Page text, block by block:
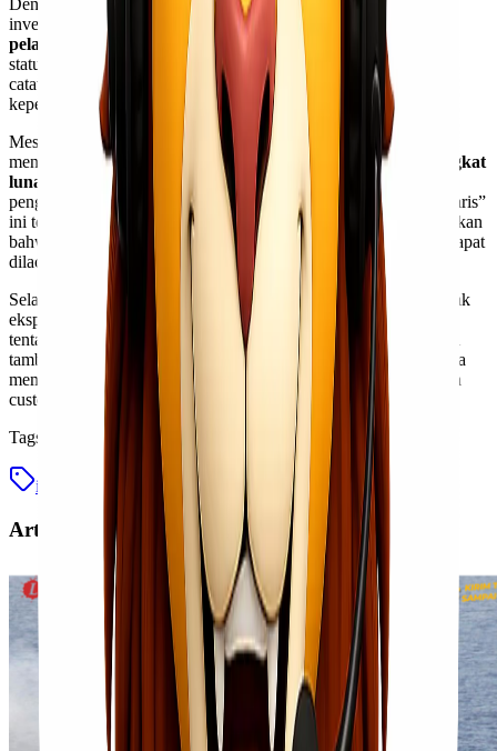
Dengan informasi yang akurat dan mudah diakses dari kartu
inventaris, perusahaan ekspedisi dapat memberikan
pelanggan yang superior
. Ketika pelanggan bertanya tentang
status kiriman mereka, agen dapat dengan cepat merujuk pada
catatan untuk memberikan informasi terkini. Ini meningkatkan
kepercayaan dan kepuasan pelanggan.
Meskipun dalam praktik modern banyak perusahaan
ekspedisi
menggunakansistem manajemen gudang (WMS) atau
perangkat
lunak pelacakan pengiriman yang terkomputerisasi sebagai
pengganti kartu fisik, prinsip dan fungsi dasar dari “kartu inventaris”
ini tetap menjadi inti dari setiap sistem tersebut. Mereka memastikan
bahwa setiap barang yang dipercayakan kepada jasa ekspedisi dapat
dilacak, dikelola, dan dikirimkan dengan efisien dan aman.
Selain itu, kartu inventory meningkatkan transparansi antara pihak
ekspedisi dan klien. Klien bisa mendapatkan update real-time
tentang status pengiriman mereka tanpa harus meminta informasi
tambahan. Dengan demikian, implementasi sistem ini tidak hanya
mempercepat proses kerja tetapi juga meningkatkan kepercayaan
customer terhadap layanan jasa ekspedisi.
Tags
inventory card jasa ekspedisi
Artikel Terkait